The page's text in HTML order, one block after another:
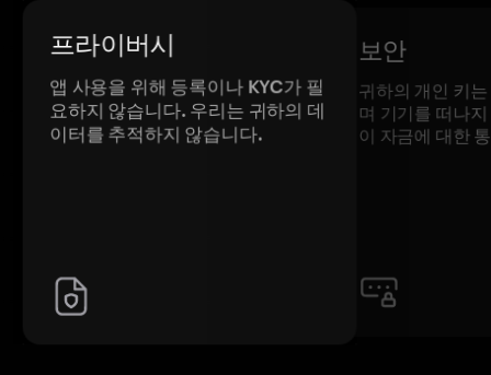
프라이버시
앱 사용을 위해 등록이나 KYC가 필
요하지 않습니다. 우리는 귀하의 데
이터를 추적하지 않습니다.
보안
귀하의 개인 키
며 기기를 떠나
이 자금에 대한